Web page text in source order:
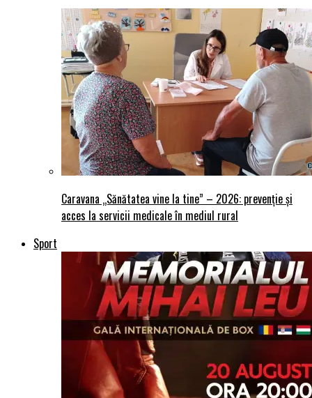
Caravana „Sănătatea vine la tine” – 2026: prevenție și
acces la servicii medicale în mediul rural
Sport